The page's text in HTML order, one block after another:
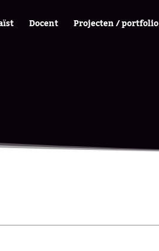
Docent Projecten / portfolio